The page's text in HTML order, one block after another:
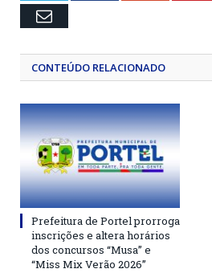
Email
CONTEÚDO RELACIONADO
Prefeitura de Portel prorroga
inscrições e altera horários
dos concursos “Musa” e
“Miss Mix Verão 2026”